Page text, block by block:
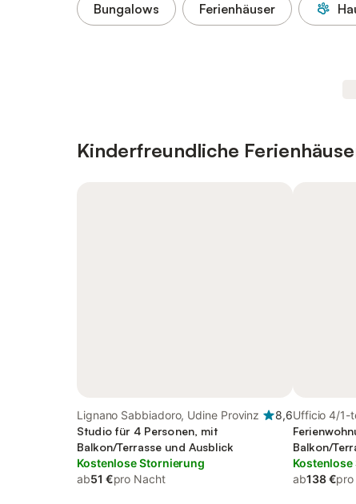
Bungalows Ferienhäuser
Kinderfreundliche
Lignano Sabbiadoro, Udine Provinz
8,6
Studio für 4 Personen, mit
Balkon/Terrasse und Ausblick
Kostenlose Stornierung
ab51 €pro Nacht
Ufficio 4/1-
Balkon/
ab138 €